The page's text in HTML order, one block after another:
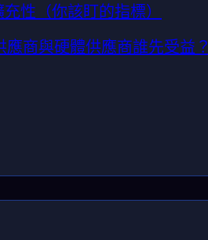
性（你該盯的指標）
商與硬體供應商誰先受益？